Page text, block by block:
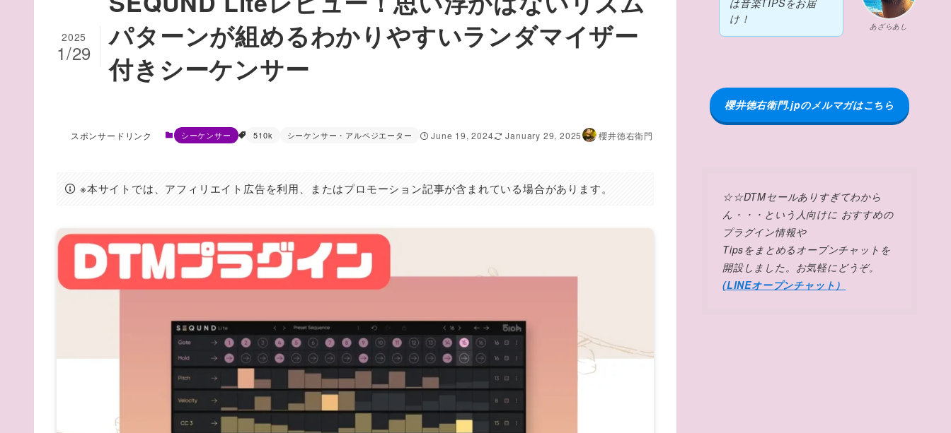
パターンが組めるわかりやすいランダマイザー
付きシーケンサー
2025
1/29
スポンサードリンク シーケンサー 510k シーケンサー・アルペジエーター June 19, 2024 January 29, 2025 櫻井徳右衛門
※本サイトでは、アフィリエイト広告を利用、またはプロモーション記事が含まれている場合があります。
あざらあし
け！
櫻井徳右衛門.jpのメルマガはこちら
☆☆DTMセールありすぎてわから
ん・・・という人向けに おすすめの
プラグイン情報や
Tipsをまとめるオープンチャットを
開設しました。お気軽にどうぞ。
(LINEオープンチャット）